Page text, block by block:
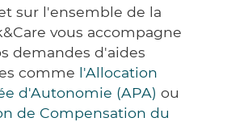
sur l'ensemble de la
vous accompagne
demandes d'aides
comme l'Allocation
d'Autonomie (APA) ou
de Compensation du